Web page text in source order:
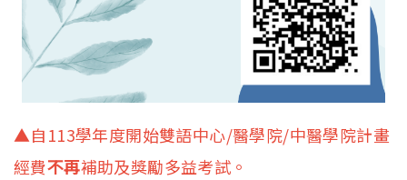
▲自113學年度開始雙語中心/醫學院/中醫學院計畫
經費不再補助及獎勵多益考試。